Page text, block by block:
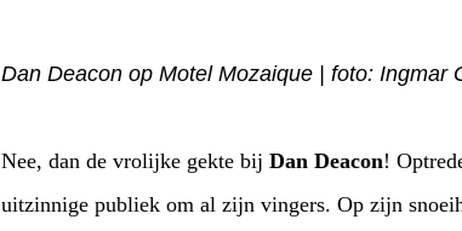
Dan Deacon op Motel Mozaique | foto: Ingmar
Nee, dan de vrolijke gekte bij Dan Deacon! Optredend midden in de pikdonkere
uitzinnige publiek om al zijn vingers. Op zijn snoeiharde electro-terror liet hij het volk dansjes doen en ging